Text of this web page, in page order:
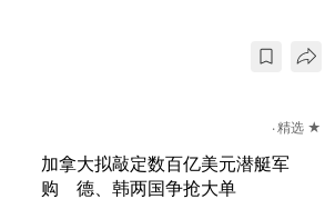
精选 ★
加拿大拟敲定数百亿美元潜艇军
购 德、韩两国争抢大单